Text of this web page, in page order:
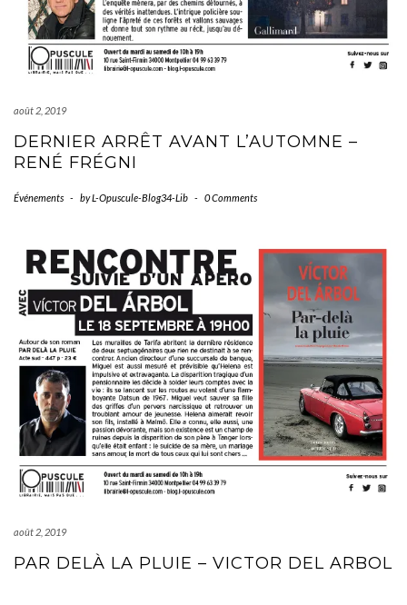
août 2, 2019
DERNIER ARRÊT AVANT L’AUTOMNE –
RENÉ FRÉGNI
Événements - byL-Opuscule-Blog34-Lib - 0 Comments
août 2, 2019
PAR DELÀ LA PLUIE – VICTOR DEL ARBOL